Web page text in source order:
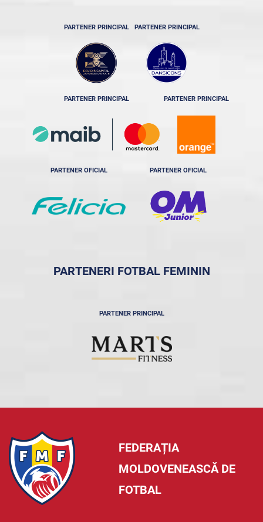
PARTENER PRINCIPAL PARTENER PRINCIPAL
PARTENER PRINCIPAL PARTENER PRINCIPAL
PARTENER OFICIAL PARTENER OFICIAL
PARTENERI FOTBAL FEMININ
PARTENER PRINCIPAL
FEDERAȚIA
MOLDOVENEASCĂ DE
FOTBAL